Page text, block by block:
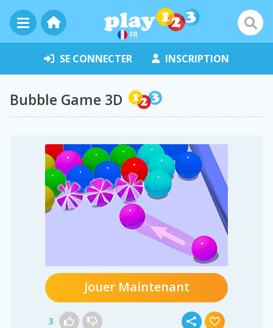
FR
SE CONNECTER INSCRIPTION
Bubble Game 3D
Jouer Maintenant
3